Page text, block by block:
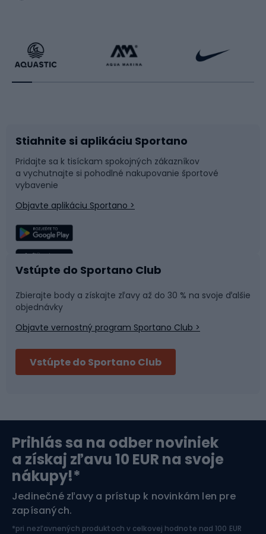
Beh
Príslušenstvo k bicyklom
Časti bicyklov
Rybolov
Športová medicína
Bushcraft
Bikepacking
Orientačný beh
Raketové športy
Sane a kĺzačky
Snowboard
Plávanie
Tímové športy
Fitness a posilňovňa
Cyklistické prilby
Lyžovanie
Športová elektronika
Jazdectvo
Stiahnite si aplikáciu Sportano
Pridajte sa k tisíckam spokojných zákazníkov
a vychutnajte si pohodlné nakupovanie športové
vybavenie
Objavte aplikáciu Sportano >
Vstúpte do Sportano Club
Zbierajte body a získajte zľavy až do 30 % na svoje ďalšie
objednávky
Objavte vernostný program Sportano Club >
Vstúpte do Sportano Club
Prihlás sa na odber noviniek
a získaj zľavu 10 EUR na svoje
nákupy!*
Jedinečné zľavy a prístup k novinkám len pre
zapísaných.
*pri nezľavnených produktoch v celkovej hodnote nad 100 EUR